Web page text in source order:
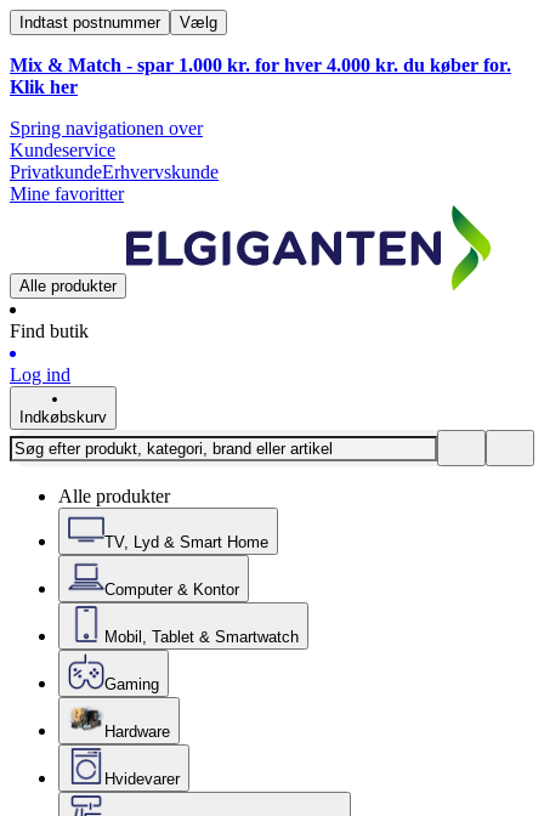
Indtast postnummer Vælg
Mix & Match - spar 1.000 kr. for hver 4.000 kr. du køber for.
Klik her
Spring navigationen over
Kundeservice
PrivatkundeErhvervskunde
Mine favoritter
Alle produkter
Find butik
Log ind
Indkøbskurv
Alle produkter
TV, Lyd & Smart Home
Computer & Kontor
Mobil, Tablet & Smartwatch
Gaming
Hardware
Hvidevarer